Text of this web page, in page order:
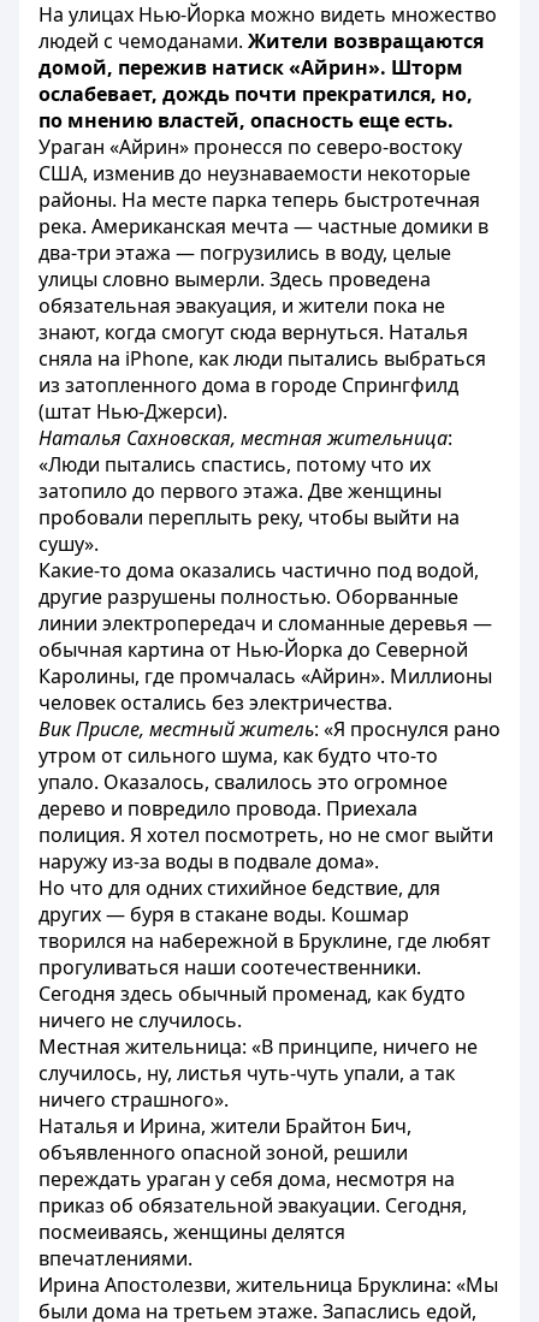
На улицах Нью-Йорка можно видеть множество
людей с чемоданами. Жители возвращаются
домой, пережив натиск «Айрин». Шторм
ослабевает, дождь почти прекратился, но,
по мнению властей, опасность еще есть.
Ураган «Айрин» пронесся по северо-востоку
США, изменив до неузнаваемости некоторые
районы. На месте парка теперь быстротечная
река. Американская мечта — частные домики в
два-три этажа — погрузились в воду, целые
улицы словно вымерли. Здесь проведена
обязательная эвакуация, и жители пока не
знают, когда смогут сюда вернуться. Наталья
сняла на iPhone, как люди пытались выбраться
из затопленного дома в городе Спрингфилд
(штат Нью-Джерси).
Наталья Сахновская, местная жительница:
«Люди пытались спастись, потому что их
затопило до первого этажа. Две женщины
пробовали переплыть реку, чтобы выйти на
сушу».
Какие-то дома оказались частично под водой,
другие разрушены полностью. Оборванные
линии электропередач и сломанные деревья —
обычная картина от Нью-Йорка до Северной
Каролины, где промчалась «Айрин». Миллионы
человек остались без электричества.
Вик Присле, местный житель: «Я проснулся рано
утром от сильного шума, как будто что-то
упало. Оказалось, свалилось это огромное
дерево и повредило провода. Приехала
полиция. Я хотел посмотреть, но не смог выйти
наружу из-за воды в подвале дома».
Но что для одних стихийное бедствие, для
других — буря в стакане воды. Кошмар
творился на набережной в Бруклине, где любят
прогуливаться наши соотечественники.
Сегодня здесь обычный променад, как будто
ничего не случилось.
Местная жительница: «В принципе, ничего не
случилось, ну, листья чуть-чуть упали, а так
ничего страшного».
Наталья и Ирина, жители Брайтон Бич,
объявленного опасной зоной, решили
переждать ураган у себя дома, несмотря на
приказ об обязательной эвакуации. Сегодня,
посмеиваясь, женщины делятся
впечатлениями.
Ирина Апостолезви, жительница Бруклина: «Мы
были дома на третьем этаже. Запаслись едой,